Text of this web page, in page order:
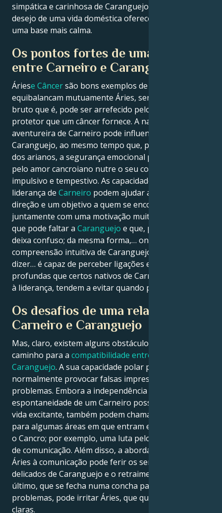
simpática e carinhosa de Caranguejo, enquanto o
desejo de uma vida doméstica oferece a Carneiro
uma base mais calma.
Os pontos fortes de uma relação
entre Carneiro e Caranguejo
Áriese Câncersão bons exemplos de como se
equibalancam mutuamente Áries, sendo o fogo
bruto que é, pode ser arrefecido pelo abrigo
protetor que um câncer fornece. A natureza
aventureira de Carneiro pode influenciar o de
Caranguejo, ao mesmo tempo que, para benefício
dos arianos, a segurança emocional proporcionada
pelo amor cancroiano nutre o seu comportamento
impulsivo e tempestivo. As capacidades naturais de
liderança de Carneiro podem ajudar a dar uma
direção e um objetivo a quem se encontra,
juntamente com uma motivação muito necessária
que pode faltar a Caranguejo e que, por vezes, o
deixa confuso; da mesma forma,… onde a
compreensão intuitiva de Caranguejo, por assim
dizer… é capaz de perceber ligações emocionais mais
profundas que certos nativos de Carneiro, sensíveis
à liderança, tendem a evitar quando possível.
Os desafios de uma relação entre
Carneiro e Caranguejo
Mas, claro, existem alguns obstáculos no seu
caminho para a compatibilidade entre Carneiro e
Caranguejo. A sua capacidade polar pode
normalmente provocar falsas impressões e
problemas. Embora a independência e a
espontaneidade de um Carneiro possam tornar a
vida excitante, também podem chamar a atenção
para algumas áreas em que entram em conflito com
o Cancro; por exemplo, uma luta pelo poder ou falta
de comunicação. Além disso, a abordagem direta de
Áries à comunicação pode ferir os sentimentos
delicados de Caranguejo e o retraimento deste
último, que se fecha numa concha para lidar com os
problemas, pode irritar Áries, que quer tudo às
claras.